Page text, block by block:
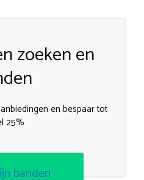
zoeken en
en bespaar tot
25%
banden